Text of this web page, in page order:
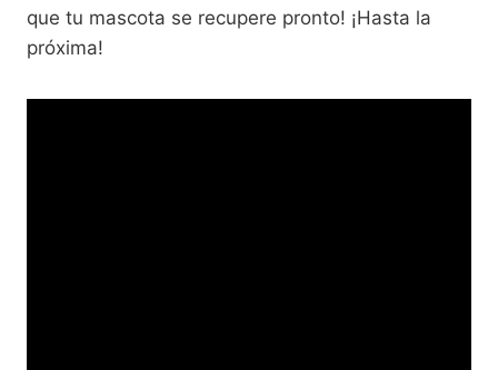
que tu mascota se recupere pronto! ¡Hasta la
próxima!